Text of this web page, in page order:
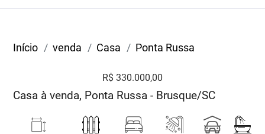
Início venda Casa Ponta Russa
R$ 330.000,00
Casa à venda, Ponta Russa - Brusque/SC